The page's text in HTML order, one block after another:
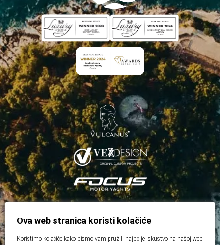
Ova web stranica koristi kolačiće
Koristimo kolačiće kako bismo vam pružili najbolje iskustvo na našoj web